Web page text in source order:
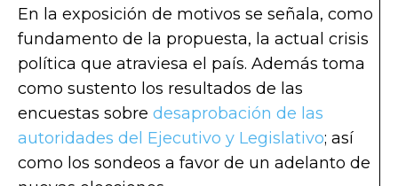
En la exposición de motivos se señala, como
fundamento de la propuesta, la actual crisis
política que atraviesa el país. Además toma
como sustento los resultados de las
encuestas sobre desaprobación de las
autoridades del Ejecutivo y Legislativo; así
como los sondeos a favor de un adelanto de